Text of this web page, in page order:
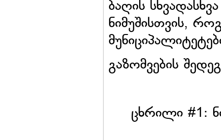
ბაღის
ნიმუშისთვის,
გაზომვების
ცხრილი #1: